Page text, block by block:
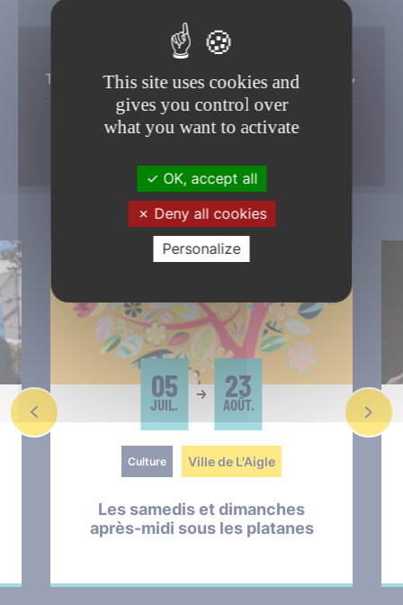
Toutes les thémathiques
05
JUIL.
23
AOÛT.
Culture Ville de L'Aigle
Les samedis et dimanches
après-midi sous les platanes
This site uses cookies and
gives you control over
what you want to activate
OK, accept all
Deny all cookies
Personalize